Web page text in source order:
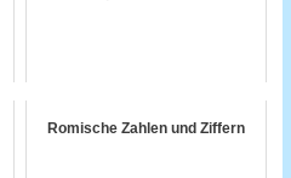
Romische Zahlen und Ziffern